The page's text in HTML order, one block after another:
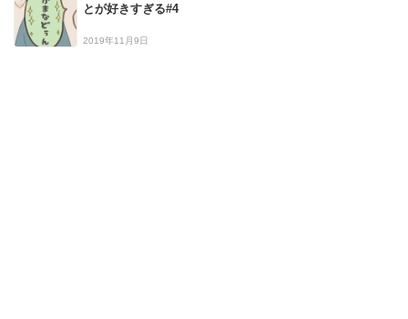
とが好きすぎる#4
2019年11月9日